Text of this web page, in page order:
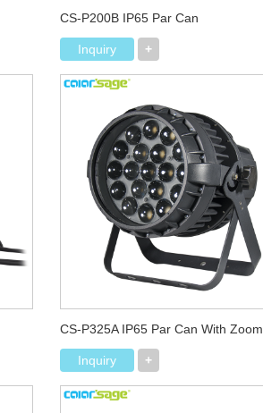
CS-P200B IP65 Par Can
Inquiry +
CS-P325A IP65 Par Can With Zoom
Inquiry +